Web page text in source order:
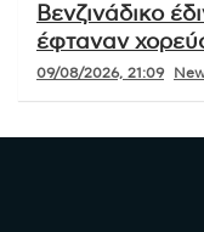
Βενζινάδικο
έφταναν
09/08/2026, 21:09